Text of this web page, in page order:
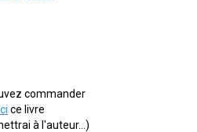
commander
ce livre
à l'auteur...)